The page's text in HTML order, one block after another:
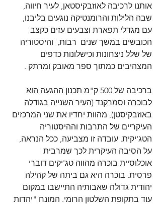
אותנו לרכיבה לאוזבקיסטאן, לעיר חיווה,
שבה הלילות והרומנטיקה נוגעים בליבנו,
עם מגדלי תפארת וצבעים עזים כקצב
הכובשים במשך שנים  רבות,  והיסטוריה
של שלל ניצחונות וכישלונות כדפים
המצהיבים כמתוך ספר מאובק ומרתק .
ברכיבה של 500 ק"מ תכנון ההגעה הוא
לבוכרה וסמרקנד (העיר השנייה בגודלה
באוזבקיסטן), מהוות יחדיו את שני המרכזים
העיקריים של התרבות וההיסטוריה
הטג'יקית. עובדה זו מצביעה, ככל הנראה,
על הסיבה העיקרית לכך שמרבית
אוכלוסיית בוכרה מהווה טג'יקים דוברי
פרסית. בוכרה היא גם ביתה של קהילה
יהודית גדולה שאבותיה התיישבו במקום
עוד בתקופת השלטון הרומי. המונח "יהדות